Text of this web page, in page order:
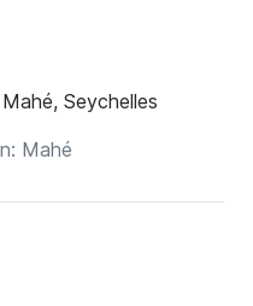
Mahé, Seychelles